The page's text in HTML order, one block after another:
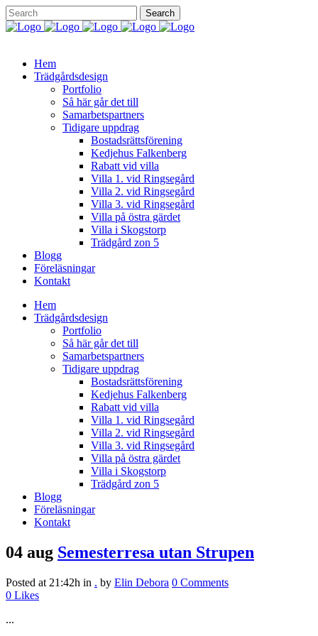
Hem
Trädgårdsdesign
Portfolio
Så här går det till
Samarbetspartners
Tidigare uppdrag
Bostadsrättsförening
Kedjehus Falkenberg
Rabatt vid villa
Villa 1. vid Ringsegård
Villa 2. vid Ringsegård
Villa 3. vid Ringsegård
Villa på östra gärdet
Villa i Skogstorp
Trädgård zon 5
Blogg
Föreläsningar
Kontakt
Hem
Trädgårdsdesign
Portfolio
Så här går det till
Samarbetspartners
Tidigare uppdrag
Bostadsrättsförening
Kedjehus Falkenberg
Rabatt vid villa
Villa 1. vid Ringsegård
Villa 2. vid Ringsegård
Villa 3. vid Ringsegård
Villa på östra gärdet
Villa i Skogstorp
Trädgård zon 5
Blogg
Föreläsningar
Kontakt
04 aug Semesterresa utan Strupen
Posted at 21:42h in . by Elin Debora 0 Comments
0 Likes
...